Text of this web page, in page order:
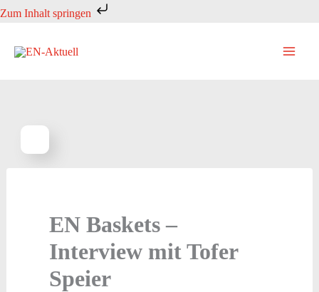
Zum Inhalt springen
Zum
springen
EN Baskets –
Interview mit Tofer
Speier